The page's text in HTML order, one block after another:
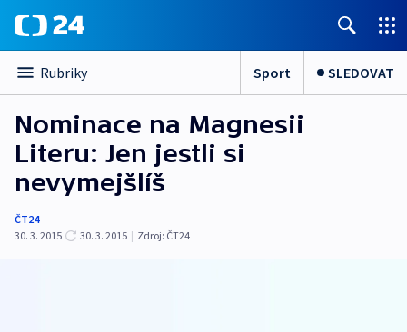
Rubriky Sport SLEDOVAT
Nominace na Magnesii
Literu: Jen jestli si
nevymejšlíš
ČT24
30. 3. 2015
30. 3. 2015 | Zdroj: ČT24